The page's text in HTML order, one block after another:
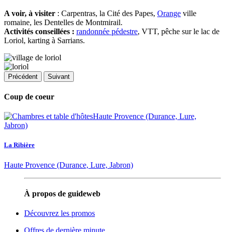
A voir, à visiter : Carpentras, la Cité des Papes, Orange ville
romaine, les Dentelles de Montmirail.
Activités conseillées : randonnée pédestre, VTT, pêche sur le lac de
Loriol, karting à Sarrians.
Précédent Suivant
Coup de coeur
La Ribière
Haute Provence (Durance, Lure, Jabron)
À propos de guideweb
Découvrez les promos
Offres de dernière minute